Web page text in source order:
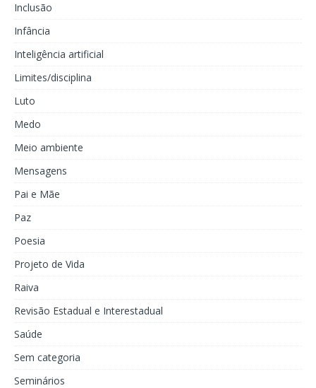
Inclusão
Infância
Inteligência artificial
Limites/disciplina
Luto
Medo
Meio ambiente
Mensagens
Pai e Mãe
Paz
Poesia
Projeto de Vida
Raiva
Revisão Estadual e Interestadual
Saúde
Sem categoria
Seminários